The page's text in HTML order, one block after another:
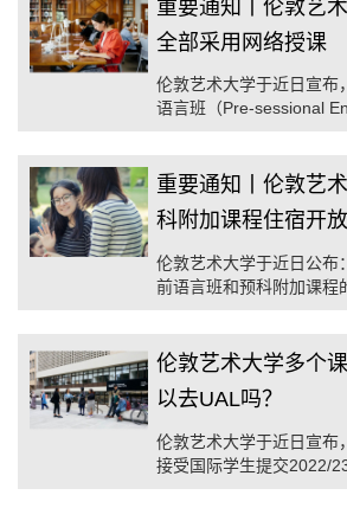
重要通知丨伦敦艺
全部采用网络授课
伦敦艺术大学于近日宣布
语言班（Pre-sessional
重要通知丨伦敦艺
科附加课程住宿开
伦敦艺术大学于近日公布
前语言班和预科附加课程
伦敦艺术大学多个
以去UAL吗？
伦敦艺术大学于近日宣布
接受国际学生提交2022/